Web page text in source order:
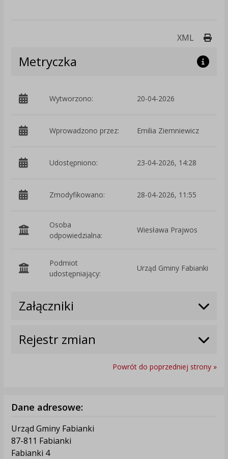
XML
Metryczka
Wytworzono: 20-04-2026
Wprowadzono przez: Emilia Ziemniewicz
Udostępniono: 23-04-2026, 14:28
Zmodyfikowano: 28-04-2026, 11:55
Osoba
odpowiedzialna:
Wiesława Prajwos
Podmiot
udostępniający:
Urząd Gminy Fabianki
Załączniki
Rejestr zmian
Powrót do poprzedniej strony »
Dane adresowe:
Urząd Gminy Fabianki
87-811 Fabianki
Fabianki 4